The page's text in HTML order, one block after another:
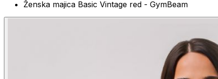
Ženska majica Basic Vintage red - GymBeam